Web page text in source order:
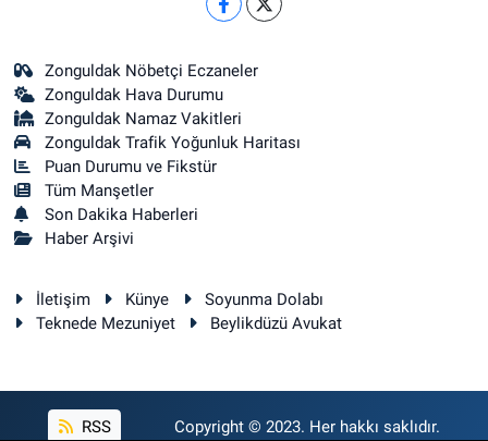
Zonguldak Nöbetçi Eczaneler
Zonguldak Hava Durumu
Zonguldak Namaz Vakitleri
Zonguldak Trafik Yoğunluk Haritası
Puan Durumu ve Fikstür
Tüm Manşetler
Son Dakika Haberleri
Haber Arşivi
İletişim Künye
Soyunma Dolabı
Teknede Mezuniyet
Beylikdüzü Avukat
RSS Copyright © 2023. Her hakkı saklıdır.